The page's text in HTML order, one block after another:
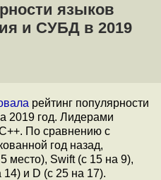
языков
и СУБД в 2019
рейтинг популярности
2019 год. Лидерами
По сравнению с
год назад,
место), Swift (с 15 на 9),
14) и D (с 25 на 17).